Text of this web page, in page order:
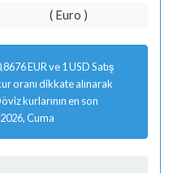
( Euro )
EUR ve 1 USD Satış
oranı dikkate alınarak
kurlarının en son
Cuma